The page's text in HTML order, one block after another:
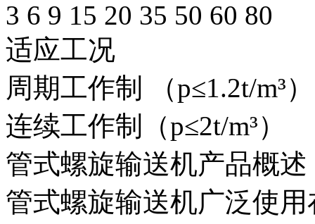
3 6 9 15 20 35 50 60 80
适应工况
周期工作制 （p≤1.2t/m³
连续工作制（p≤2t/m³）
管式螺旋输送机产品概述
管式螺旋输送机广泛使